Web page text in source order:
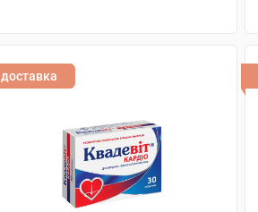
доставка